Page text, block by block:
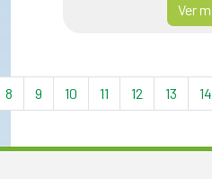
Ver
8 9 10 11 12 13 14